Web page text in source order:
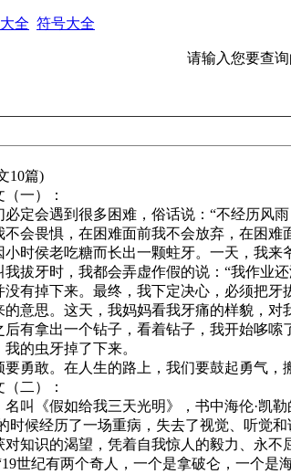
全 符号大全
请输入您要查询
10篇)
一）：
定会遇到很多困难，俗话说：“不经历风
不会畏惧，在困难面前我不会放弃，在困
时侯老吃糖而长出一颗蛀牙。一天，我
拔牙时，我都会弄虚作假的说：“我作业
没有掉下来。最终，我下定决心，必须把
意思。这天，我妈妈看我牙痛的样貌，
后有拿出一个钻子，看着钻子，我开始哆
的虫牙掉了下来。
勇敢。在人生的路上，我们要鼓起勇气，
二）：
叫《假如给我三天光明》，书中海伦·凯
时候经历了一场重病，失去了视觉、听觉
知识的渴望，凭着自我惊人的毅力、永
世纪有两个奇人，一个是拿破仑，一个是